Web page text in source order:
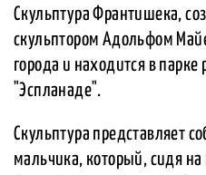
Скульптура Франтишека,
скульптором Адольфом
города и находится в
"Эспланаде".
Скульптура представляет
мальчика, который, сидя